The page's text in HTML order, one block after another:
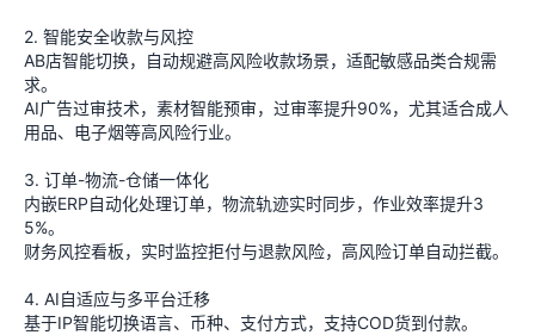
2. 智能安全收款与风控
AB店智能切换，自动规避高风险收款场景，适配敏感品类合规需
求。
AI广告过审技术，素材智能预审，过审率提升90%，尤其适合成人
用品、电子烟等高风险行业。
3. 订单-物流-仓储一体化
内嵌ERP自动化处理订单，物流轨迹实时同步，作业效率提升3
5%。
财务风控看板，实时监控拒付与退款风险，高风险订单自动拦截。
4. AI自适应与多平台迁移
基于IP智能切换语言、币种、支付方式，支持COD货到付款。